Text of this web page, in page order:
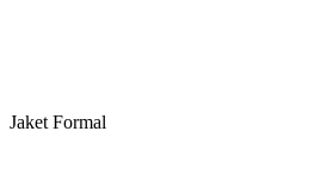
Jaket Formal